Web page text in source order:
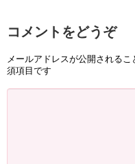
コメントをどうぞ
メールアドレスが公開されるこ
須項目です